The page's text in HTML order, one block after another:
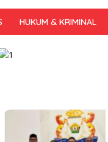
HUKUM & KRIMINAL